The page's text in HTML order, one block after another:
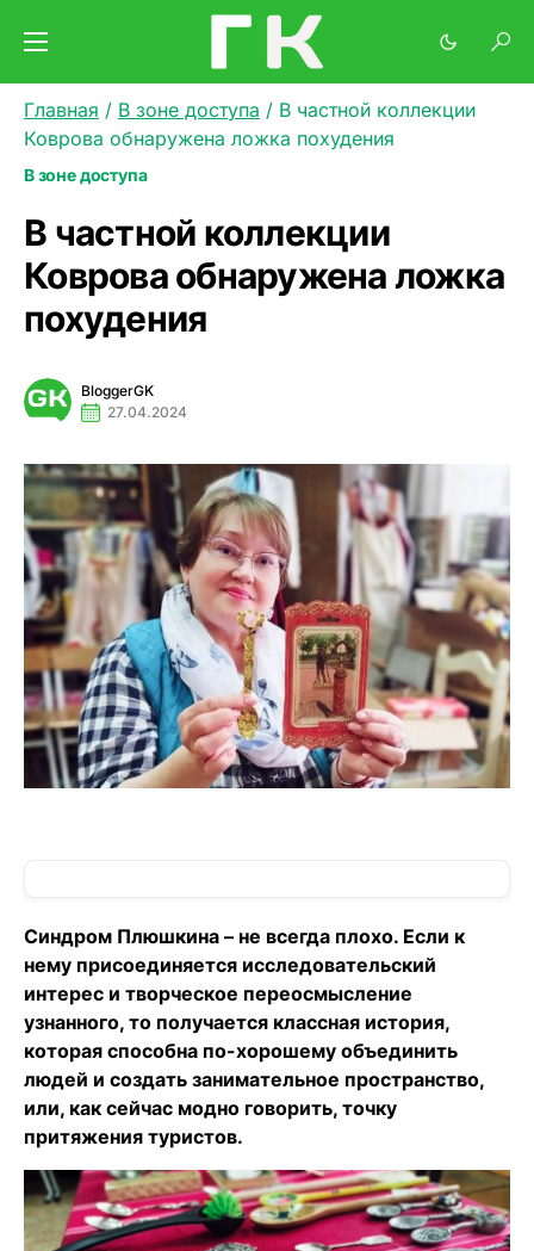
Главная / В зоне доступа / В частной коллекции
Коврова обнаружена ложка похудения
В зоне доступа
В частной коллекции
Коврова обнаружена ложка
похудения
BloggerGK
27.04.2024
Синдром Плюшкина – не всегда плохо. Если к
нему присоединяется исследовательский
интерес и творческое переосмысление
узнанного, то получается классная история,
которая способна по-хорошему объединить
людей и создать занимательное пространство,
или, как сейчас модно говорить, точку
притяжения туристов.